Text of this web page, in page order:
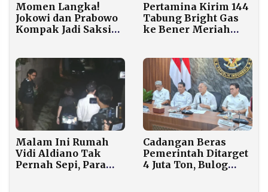
Momen Langka!
Jokowi dan Prabowo
Kompak Jadi Saksi
Menteri Hadir
Pertamina Kirim 144
Tabung Bright Gas
ke Bener Meriah
Malam Ini Rumah
Vidi Aldiano Tak
Pernah Sepi, Para
Cadangan Beras
Pemerintah Ditarget
4 Juta Ton, Bulog